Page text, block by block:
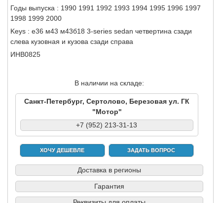
Годы выпуска : 1990 1991 1992 1993 1994 1995 1996 1997
1998 1999 2000
Keys : е36 м43 м43б18 3-series sedan четвертина сзади
слева кузовная и кузова сзади справа
ИНВ0825
В наличии на складе:
Санкт-Петербург, Сертолово, Березовая ул. ГК
"Мотор"
+7 (952) 213-31-13
ХОЧУ ДЕШЕВЛЕ ЗАДАТЬ ВОПРОС
Доставка в регионы
Гарантия